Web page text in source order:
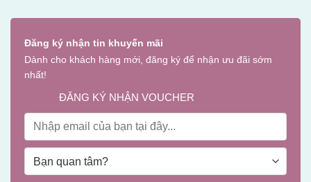
Đăng ký nhận tin khuyến mãi
Dành cho khách hàng mới, đăng ký để nhận ưu đãi sớm
nhất!
ĐĂNG KÝ NHẬN VOUCHER